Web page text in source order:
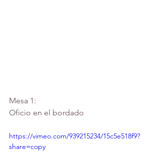
Mesa 1:
Oficio en el bordado
https://vimeo.com/939215234/15c5e518f9?
share=copy